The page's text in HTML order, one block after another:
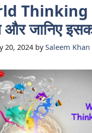
Thinking
और जानिए
20, 2024 bySaleem Khan